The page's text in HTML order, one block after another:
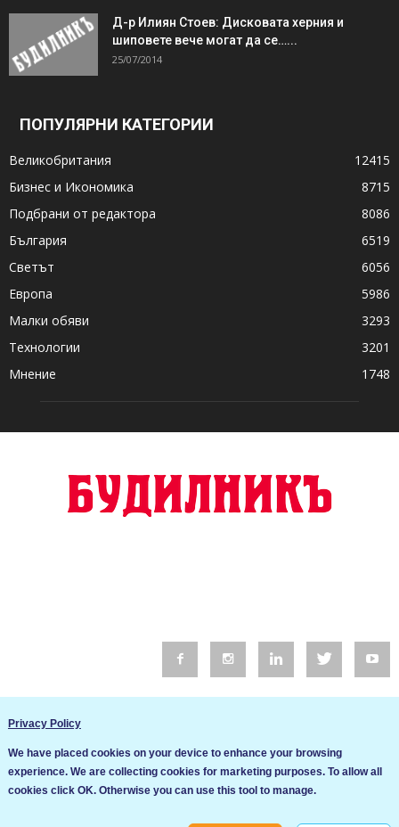
Д-р Илиян Стоев: Дисковата херния и
шиповете вече могат да се…...
25/07/2014
ПОПУЛЯРНИ КАТЕГОРИИ
Великобритания
12415
Бизнес и Икономика
8715
Подбрани от редактора
8086
България
6519
Светът
6056
Европа
5986
Малки обяви
3293
Технологии
3201
Мнение
1748
Общи условия
Privacy Policy
We have placed cookies on your device to enhance your browsing
experience. We are collecting cookies for marketing purposes. To allow all
cookies click OK. Otherwise you can use this tool to manage.
Ние използваме бисквитки за да подобрим услугите си. Ако
продължите да посещавате този сайт, ние приемаме, че се